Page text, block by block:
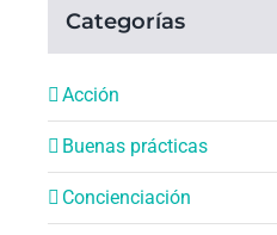
Categorías
Acción
Buenas prácticas
Concienciación